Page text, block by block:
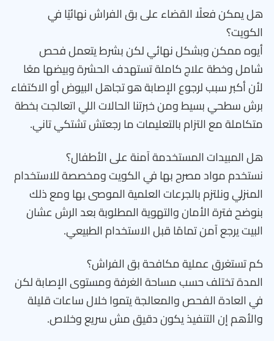
هل يمكن فعلًا القضاء على بق الفراش نهائيًا في
الكويت؟
أيوه ممكن وبشكل نهائي لكن بشرط يتعمل فحص
شامل وخطة علاج كاملة تستهدف الحشرة وبيضها معًا
لأن أكبر سبب لرجوع الإصابة هو تجاهل البيوض أو الاكتفاء
برش سطحي بسيط ومن خبرتنا الحالات اللي اتعالجت بخطة
متكاملة مع التزام بالتعليمات ما رجعتش تشتكي تاني.
هل المبيدات المستخدمة آمنة على الأطفال؟
نستخدم مواد مصرح بها في الكويت ومخصصة للاستخدام
المنزلي ونلتزم بالجرعات العلمية الموصى بها ومع ذلك
بنوضح فترة الأمان والتهوية المطلوبة بعد الرش عشان
البيت يرجع آمن تمامًا قبل الاستخدام الطبيعي.
كم تستغرق عملية مكافحة بق الفراش؟
المدة تختلف حسب مساحة الغرفة ومستوى الإصابة لكن
في العادة الفحص والمعالجة يتموا خلال ساعات قليلة
والأهم إن التنفيذ يكون دقيق مش سريع وخلاص.